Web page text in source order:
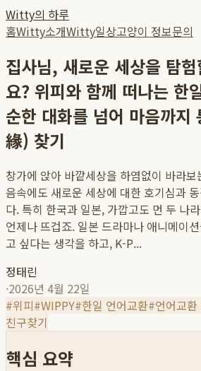
Witty의 하루
홈Witty소개Witty일상고양이 정보문의
집사님, 새로운 세상을 탐
요? 위피와 함께 떠나는 한
순한 대화를 넘어 마음까지
緣) 찾기
창가에 앉아 바깥세상을 하염없이 바라
음속에도 새로운 세상에 대한 호기심과
다. 특히 한국과 일본, 가깝고도 먼 두 나
언제나 뜨겁죠. 일본 드라마나 애니메이
고 싶다는 생각을 하고, K-P...
정태린
·2026년 4월 22일
#위피#WIPPY#한일 언어교환#언어교환
친구찾기
핵심 요약